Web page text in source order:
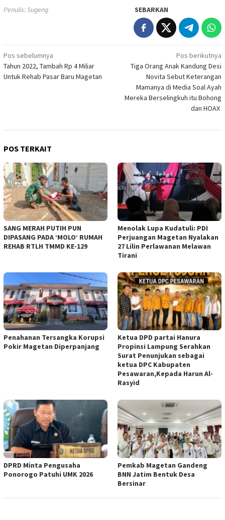
Penulis: Sugeng SEBARKAN
Navigasi
pos
Pos sebelumnya
Tahun 2022, Tambah Rp 4 Miliar
Untuk Rehab Pasar Baru Magetan
Pos berikutnya
Tiga Orang Anak Kandung Desi
Novita Sebut Keterangan
Mamanya di Media Soal Ayah
Mereka Berselingkuh itu Bohong
dan HOAX
POS TERKAIT
SANG MERAH PUTIH PUN
DIPASANG PADA ‘MOLO’ RUMAH
REHAB RTLH TMMD KE-129
Menolak Lupa Kudatuli: PDI
Perjuangan Magetan Nyalakan
27 Lilin Perlawanan Melawan
Tirani
Penahanan Tersangka Korupsi
Pokir Magetan Diperpanjang
Ketua DPD partai Hanura
Propinsi Lampung Serahkan
Surat Penunjukan sebagai
ketua DPC Kabupaten
Pesawaran,Kepada Harun Al-
Rasyid
DPRD Minta Pengusaha
Ponorogo Patuhi UMK 2026
Pemkab Magetan Gandeng
BNN Jatim Bentuk Desa
Bersinar